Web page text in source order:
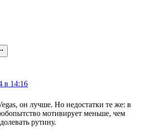
в 14:16
он лучше. Но недостатки те же: в
мотивирует меньше, чем
рутину.